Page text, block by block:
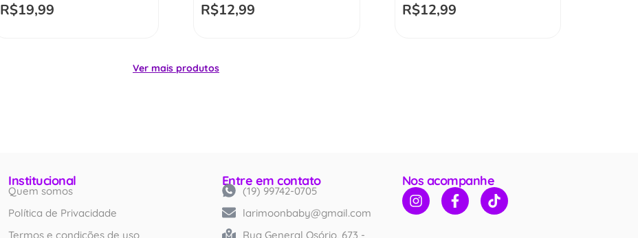
R$19,99 R$12,99 R$12,99
Ver mais produtos
Institucional
Quem somos
Política de Privacidade
Termos e condições de uso
Entre em contato
(19) 99742-0705
larimoonbaby@gmail.com
Rua General Osório, 673 -
Nos acompanhe